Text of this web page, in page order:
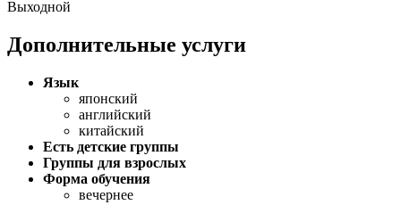
Выходной
Дополнительные услуги
Язык
японский
английский
китайский
Есть детские группы
Группы для взрослых
Форма обучения
вечернее